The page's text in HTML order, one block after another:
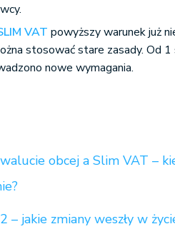
VAT powyższy warunek już
stosować stare zasady. Od
nowe wymagania.
obcej a Slim VAT –
– jakie zmiany weszły w